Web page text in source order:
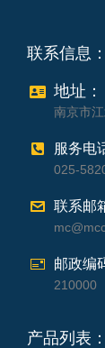
联系信息：
地址：
南京市
服务电
025-
联系邮
邮政编
210000
产品列表：